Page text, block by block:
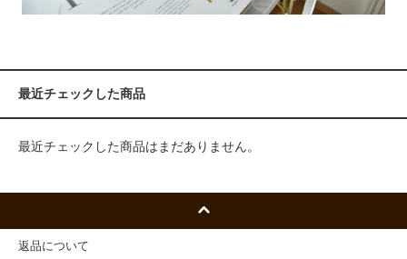
最近チェックした商品
最近チェックした商品はまだありません。
返品について